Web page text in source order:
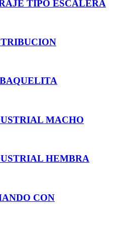
TIPO ESCALERA
MACHO
HEMBRA
CON